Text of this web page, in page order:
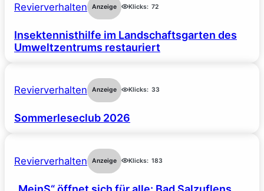
Revierverhalten Anzeige Klicks: 72
Insektennisthilfe im Landschaftsgarten des
Umweltzentrums restauriert
Revierverhalten Anzeige Klicks: 33
Sommerleseclub 2026
Revierverhalten Anzeige Klicks: 183